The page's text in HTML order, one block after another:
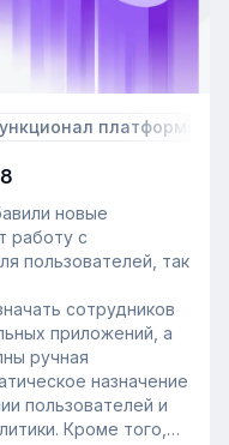
платформы
новые
работу с
пользователей, так
сотрудников
приложений, а
ручная
назначение
пользователей и
Кроме того,